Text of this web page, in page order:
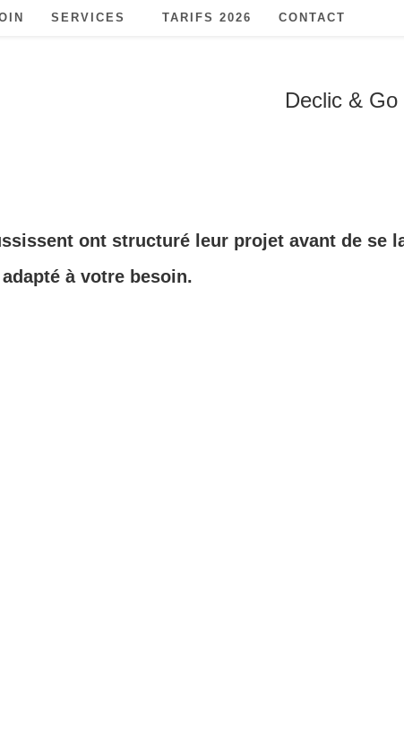
SERVICES TARIFS 2026 CONTACT
Declic & Go
ont structuré leur projet avant de se
à votre besoin.